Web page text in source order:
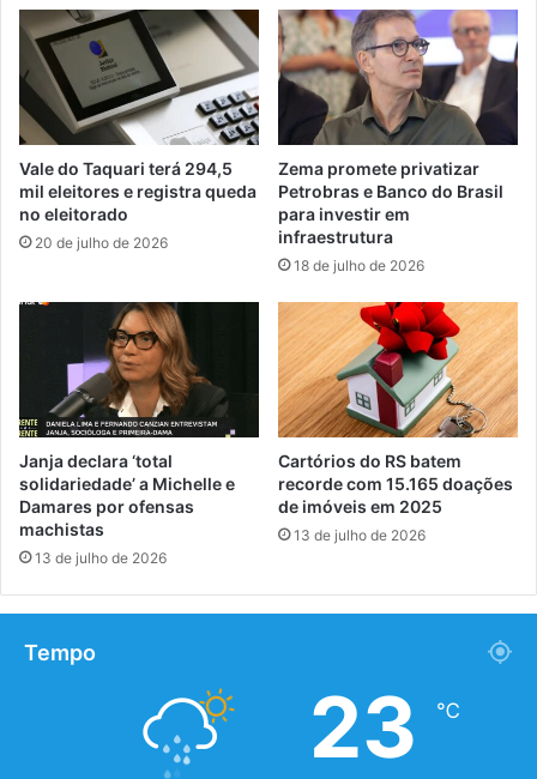
Vale do Taquari terá 294,5
mil eleitores e registra queda
no eleitorado
20 de julho de 2026
Zema promete privatizar
Petrobras e Banco do Brasil
para investir em
infraestrutura
18 de julho de 2026
Janja declara ‘total
solidariedade’ a Michelle e
Damares por ofensas
machistas
13 de julho de 2026
Cartórios do RS batem
recorde com 15.165 doações
de imóveis em 2025
13 de julho de 2026
Tempo
23 ℃